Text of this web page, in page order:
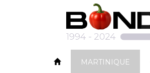
MARTINIQUE